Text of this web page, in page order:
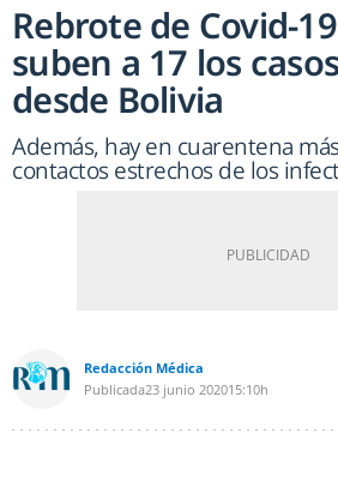
Rebrote de Covid-
suben a 17 los
desde Bolivia
Además, hay en cuarentena
contactos estrechos de los
Redacción Médica
Publicada23 junio 202015:10h